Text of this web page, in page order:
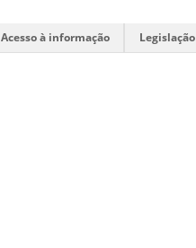
Acesso à informação Legislação